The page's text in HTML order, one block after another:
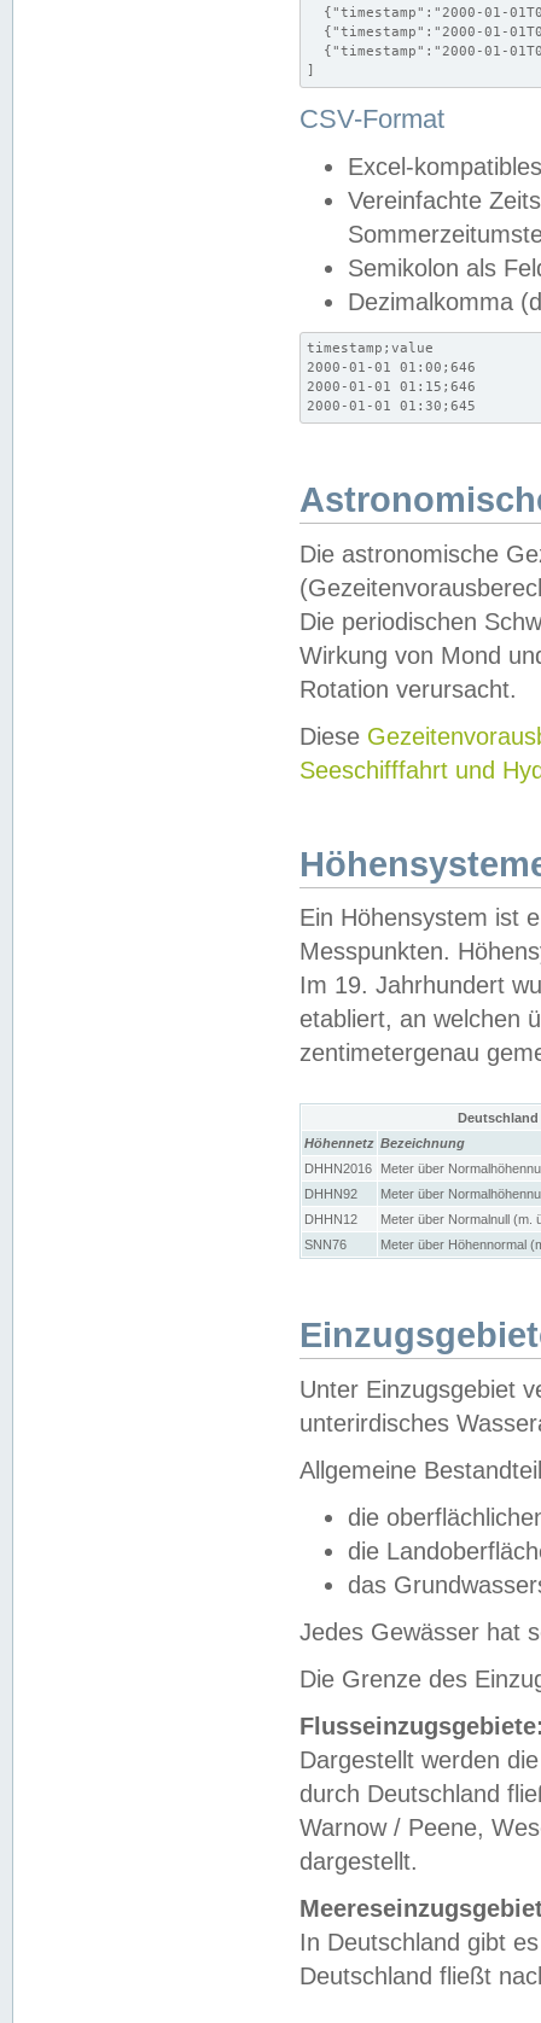
{"timestamp":"2000-01-
{"timestamp":"2000-01-
{"timestamp":"2000-01-
]
CSV-Format
Excel-
Vereinfachte
Semikolon als
Dezimalkomma
timestamp;value
2000-01-01 01:00;646
2000-01-01 01:15;646
2000-01-01 01:30;645
Die astronomische
Die periodischen
Wirkung von Mond
Rotation verursacht.
Diese
Seeschifffahrt und
Ein Höhensystem ist
Messpunkten.
Im 19. Jahrhundert
etabliert, an welchen
zentimetergenau
Höhennetz Bezeichnung
DHHN2016
Meter über
DHHN92
Meter über
DHHN12
Meter über Normalnull (m.
SNN76
Meter über Höhennormal
Unter Einzugsgebiet
unterirdisches
Allgemeine
die
die
das
Jedes Gewässer hat
Die Grenze des
Dargestellt werden
durch Deutschland
Warnow / Peene,
dargestellt.
In Deutschland gibt
Deutschland fließt